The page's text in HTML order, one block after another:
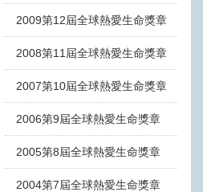
2009第12屆全球熱愛生命獎章
2008第11屆全球熱愛生命獎章
2007第10屆全球熱愛生命獎章
2006第9屆全球熱愛生命獎章
2005第8屆全球熱愛生命獎章
2004第7屆全球熱愛生命獎章